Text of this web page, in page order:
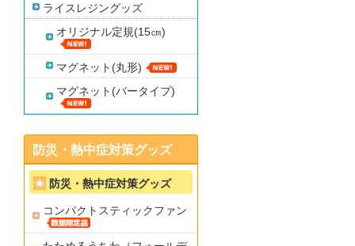
ライスレジングッズ
オリジナル定規(15㎝)
マグネット(丸形)
マグネット(バータイプ)
防災・熱中症対策グッズ
防災・熱中症対策グッズ
コンパクトスティックファン